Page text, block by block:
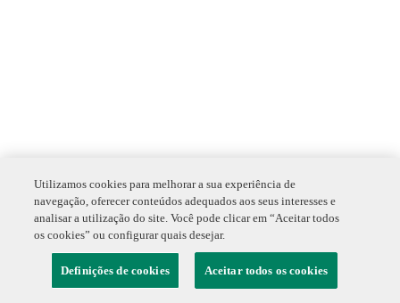
Utilizamos cookies para melhorar a sua experiência de
navegação, oferecer conteúdos adequados aos seus interesses e
analisar a utilização do site. Você pode clicar em “Aceitar todos
os cookies” ou configurar quais desejar.
Definições de cookies Aceitar todos os cookies